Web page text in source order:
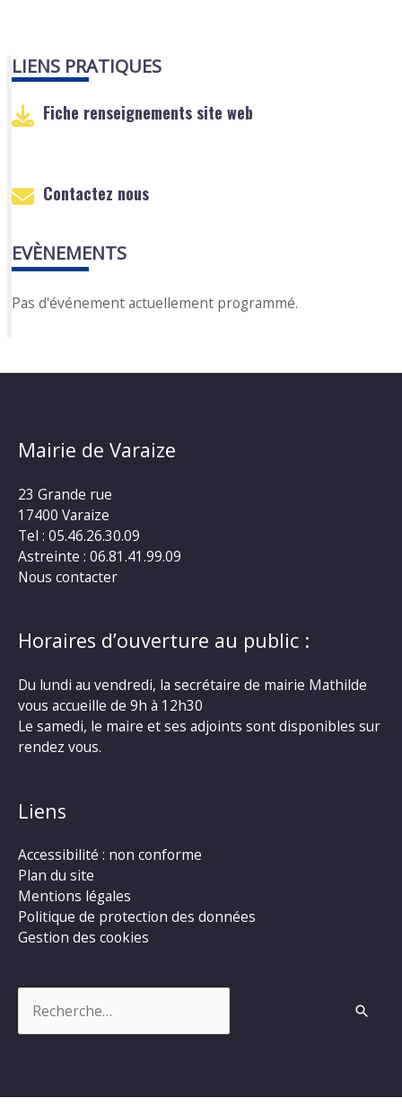
LIENS PRATIQUES
Fiche renseignements site web
Contactez nous
EVÈNEMENTS
Pas d'événement actuellement programmé.
Mairie de Varaize
23 Grande rue
17400 Varaize
Tel : 05.46.26.30.09
Astreinte : 06.81.41.99.09
Nous contacter
Horaires d’ouverture au public :
Du lundi au vendredi, la secrétaire de mairie Mathilde
vous accueille de 9h à 12h30
Le samedi, le maire et ses adjoints sont disponibles sur
rendez vous.
Liens
Accessibilité : non conforme
Plan du site
Mentions légales
Politique de protection des données
Gestion des cookies